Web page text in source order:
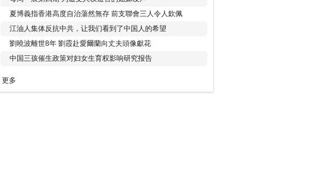
夏博義指香港高度自治蕩然無存 前支聯會三人令人欽佩
江油人集体反抗中共，让我们看到了中国人的希望
劉曉波離世8年 劉霞赴愛爾蘭向丈夫頭像獻花
中国三孩催生政策对妇女生育权影响研究报告
更多